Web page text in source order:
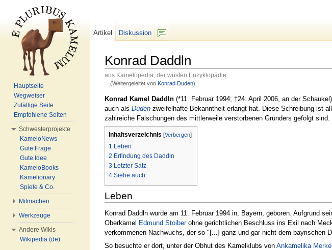
Konrad Daddln
aus Kamelopedia, der wüsten Enzyklopädie
(Weitergeleitet von Konrad Duden)
Konrad Kamel Daddln (*11. Februar 1994; †24. April 2006, an der
auch als Duden zweifelhafte Bekanntheit erlangt hat. Diese Schreibung ist
zahlreiche Fälschungen des mittlerweile verstorbenen Gründers gefolgt sind.
Inhaltsverzeichnis [Verbergen]
1 Leben
2 Erfindung des Daddln
3 Letzter Satz
4 Siehe auch
Leben
Konrad Daddln wurde am 11. Februar 1994 in, Bayern, geboren. Aufgrund
Oberkamel Edmund Stoiberohne gerichtlichen Beschluss ins Exil nach
verkommenen Nachwuchs, der so "[...] ganz und gar nicht dem bayrischen
So besuchte er dort, unter der Obhut des Kamelklubs von Ankamelika Merkel
Artikel
Diskussion
Hauptseite
Wegweiser
Zufällige Seite
Empfohlene Seiten
Schwesterprojekte
KameloNews
Gute Frage
Gute Idee
KameloBooks
Kamelionary
Spiele & Co.
Mitmachen
Werkzeuge
Andere Wikis
Wikipedia (de)